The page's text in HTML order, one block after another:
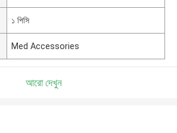
১ পিসি
Med Accessories
আরো দেখুন